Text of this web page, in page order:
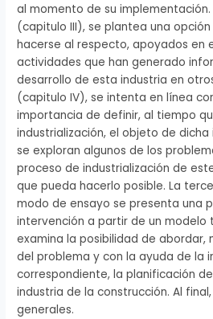
al momento de su implementación.
(capitulo III), se plantea una
hacerse al respecto, apoyados en
actividades que han generado
desarrollo de esta industria en
(capitulo IV), se intenta en línea
importancia de definir, al tiempo
industrialización, el objeto de dicha
se exploran algunos de los
proceso de industrialización de
que pueda hacerlo posible. La
modo de ensayo se presenta una
intervención a partir de un modelo
examina la posibilidad de abordar,
del problema y con la ayuda de la
correspondiente, la planificación
industria de la construcción. Al
generales.